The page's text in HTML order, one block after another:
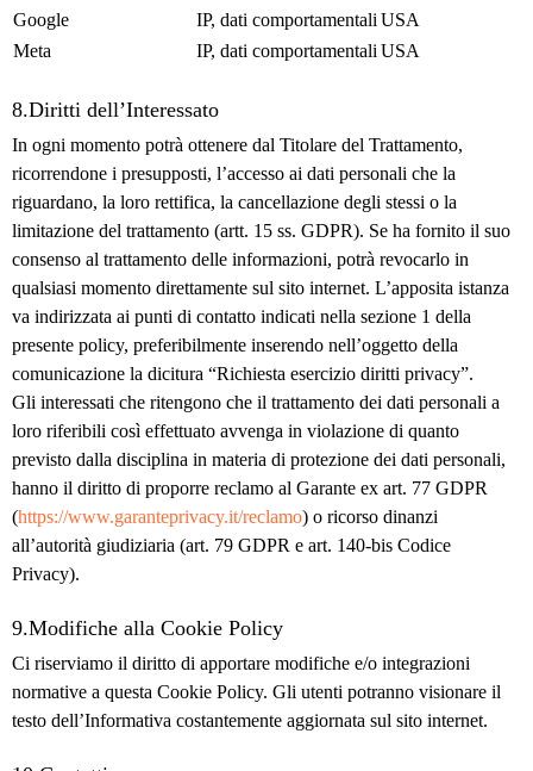
Google
IP, dati comportamentali USA
Meta
IP, dati comportamentali USA
8.Diritti dell’Interessato
In ogni momento potrà ottenere dal Titolare del Trattamento,
ricorrendone i presupposti, l’accesso ai dati personali che la
riguardano, la loro rettifica, la cancellazione degli stessi o la
limitazione del trattamento (artt. 15 ss. GDPR). Se ha fornito il suo
consenso al trattamento delle informazioni, potrà revocarlo in
qualsiasi momento direttamente sul sito internet. L’apposita istanza
va indirizzata ai punti di contatto indicati nella sezione 1 della
presente policy, preferibilmente inserendo nell’oggetto della
comunicazione la dicitura “Richiesta esercizio diritti privacy”.
Gli interessati che ritengono che il trattamento dei dati personali a
loro riferibili così effettuato avvenga in violazione di quanto
previsto dalla disciplina in materia di protezione dei dati personali,
hanno il diritto di proporre reclamo al Garante ex art. 77 GDPR
(https://www.garanteprivacy.it/reclamo) o ricorso dinanzi
all’autorità giudiziaria (art. 79 GDPR e art. 140-bis Codice
Privacy).
9.Modifiche alla Cookie Policy
Ci riserviamo il diritto di apportare modifiche e/o integrazioni
normative a questa Cookie Policy. Gli utenti potranno visionare il
testo dell’Informativa costantemente aggiornata sul sito internet.